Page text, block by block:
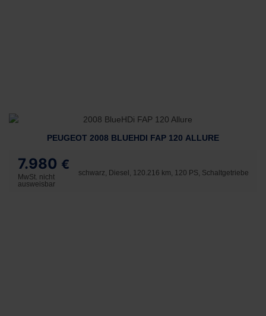
PEUGEOT 2008 BLUEHDI FAP 120 ALLURE
7.980 €
MwSt. nicht
ausweisbar
schwarz, Diesel, 120.216 km, 120 PS, Schaltgetriebe